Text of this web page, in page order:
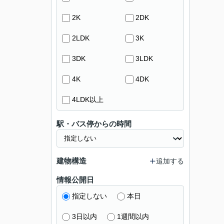
2K 2DK
2LDK 3K
3DK 3LDK
4K 4DK
4LDK以上
駅・バス停からの時間
建物構造 追加する
情報公開日
指定しない 本日
3日以内 1週間以内